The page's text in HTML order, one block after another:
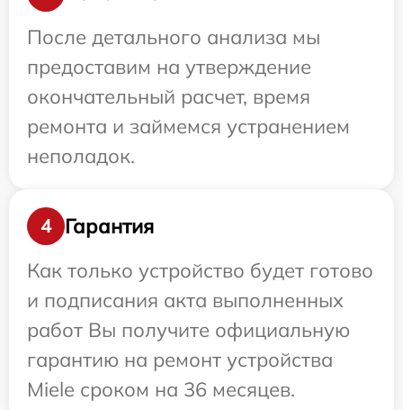
После детального анализа мы
предоставим на утверждение
окончательный расчет, время
ремонта и займемся устранением
неполадок.
4
Гарантия
Как только устройство будет готово
и подписания акта выполненных
работ Вы получите официальную
гарантию на ремонт устройства
Miele сроком на 36 месяцев.